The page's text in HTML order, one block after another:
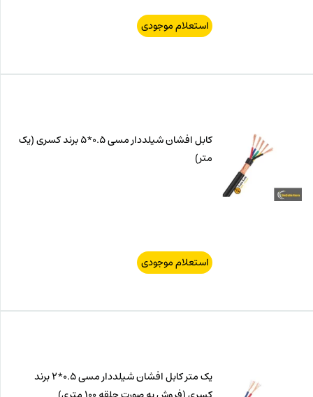
استعلام موجودی
کابل افشان شیلددار مسی 0.5*5 برند کسری (یک
متر)
استعلام موجودی
یک متر کابل افشان شیلددار مسی 0.5*2 برند